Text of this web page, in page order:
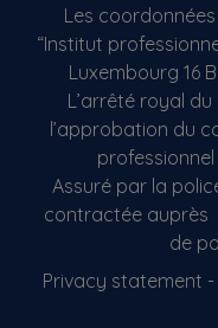
Les
“Institut
Luxembourg 16
L’arrêté royal
l’approbation du
Assuré par la
contractée auprès
de
Privacy statement -